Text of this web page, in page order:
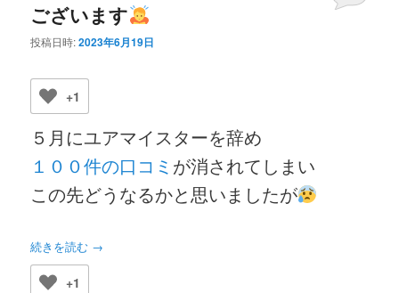
ございます
投稿日時:2023年6月19日
+1
５月にユアマイスターを辞め
１００件の口コミ が消されてしまい
この先どうなるかと思いましたが
続きを読む →
+1